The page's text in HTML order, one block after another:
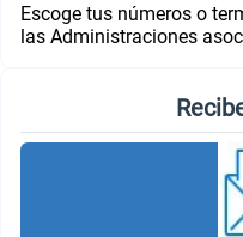
Escoge tus números o
las Administraciones